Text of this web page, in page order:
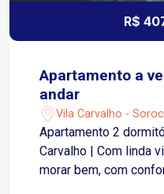
R$
Apartamento a
andar
Vila Carvalho -
Apartamento 2
Carvalho | Com linda vista
morar bem, com